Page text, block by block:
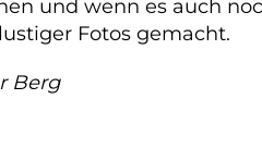
und wenn es auch
Fotos gemacht.
Berg